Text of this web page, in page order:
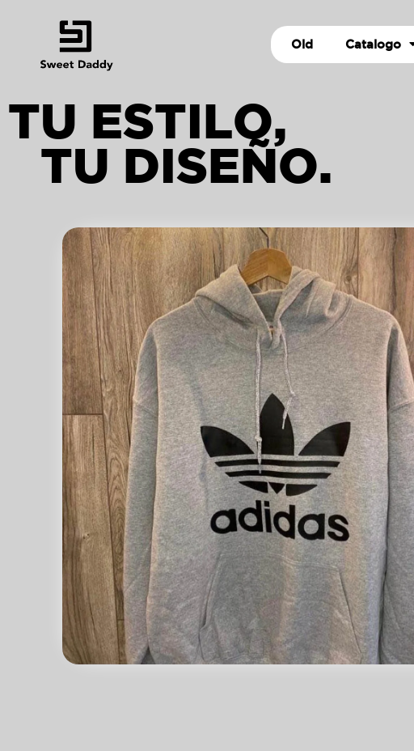
Old Catalogo
TU ESTILO,
TU DISEÑO.